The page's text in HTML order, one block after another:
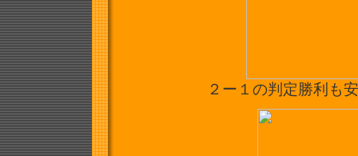
２ー１の判定勝利も